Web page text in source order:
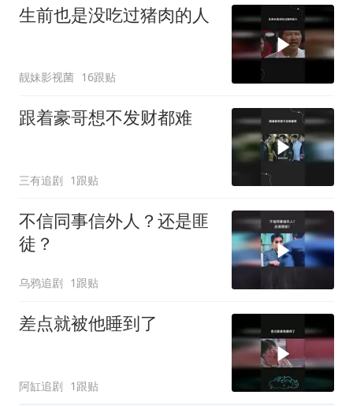
生前也是没吃过猪肉的人
靓妹影视菌 16跟贴
跟着豪哥想不发财都难
三有追剧 1跟贴
不信同事信外人？还是匪
徒？
乌鸦追剧 1跟贴
差点就被他睡到了
阿缸追剧 1跟贴